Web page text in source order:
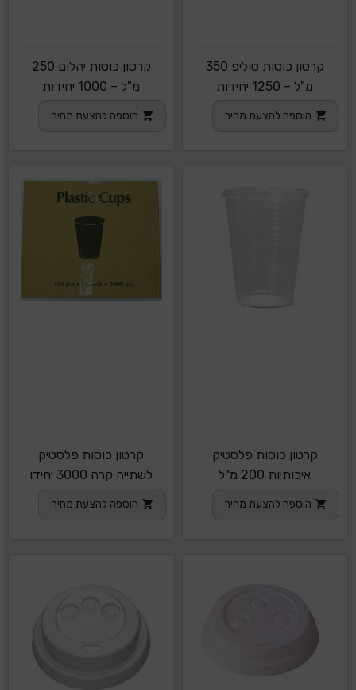
קרטון כוסות טוליפ 350
מ"ל – 1250 יחידות
הוספה להצעת מחיר
קרטון כוסות יהלום 250
מ"ל – 1000 יחידות
הוספה להצעת מחיר
קרטון כוסות פלסטיק
איכותיות 200 מ"ל
הוספה להצעת מחיר
קרטון כוסות פלסטיק
לשתייה קרה 3000 יחידו
הוספה להצעת מחיר